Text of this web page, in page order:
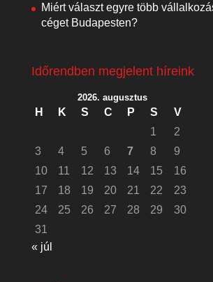
Miért választ egyre több
céget Budapesten?
Időrendben megjelent híreink
2026. augusztus
H K S C P S
V
1
2
3
4 5 6 7 8
9
10
11 12 13 14 15
16
17
18 19 20 21 22
23
24
25 26 27 28 29
30
31
« júl